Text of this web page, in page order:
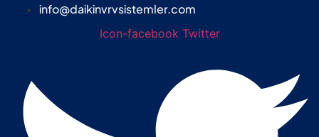
info@daikinvrvsistemler.com
Icon-facebook Twitter